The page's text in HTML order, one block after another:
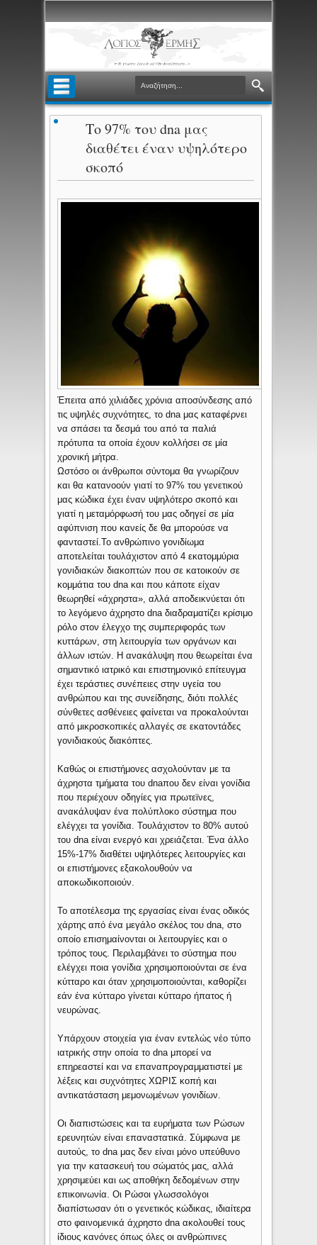
Το 97% του dna μας
διαθέτει έναν υψηλότερο
σκοπό
Έπειτα από χιλιάδες χρόνια αποσύνδεσης από
τις υψηλές συχνότητες, το dna μας καταφέρνει
να σπάσει τα δεσμά του από τα παλιά
πρότυπα τα οποία έχουν κολλήσει σε μία
χρονική μήτρα.
Ωστόσο οι άνθρωποι σύντομα θα γνωρίζουν
και θα κατανοούν γιατί το 97% του γενετικού
μας κώδικα έχει έναν υψηλότερο σκοπό και
γιατί η μεταμόρφωσή του μας οδηγεί σε μία
αφύπνιση που κανείς δε θα μπορούσε να
φανταστεί.Το ανθρώπινο γονιδίωμα
αποτελείται τουλάχιστον από 4 εκατομμύρια
γονιδιακών διακοπτών που σε κατοικούν σε
κομμάτια του dna και που κάποτε είχαν
θεωρηθεί «άχρηστα», αλλά αποδεικνύεται ότι
το λεγόμενο άχρηστο dna διαδραματίζει κρίσιμο
ρόλο στον έλεγχο της συμπεριφοράς των
κυττάρων, στη λειτουργία των οργάνων και
άλλων ιστών. Η ανακάλυψη που θεωρείται ένα
σημαντικό ιατρικό και επιστημονικό επίτευγμα
έχει τεράστιες συνέπειες στην υγεία του
ανθρώπου και της συνείδησης, διότι πολλές
σύνθετες ασθένειες φαίνεται να προκαλούνται
από μικροσκοπικές αλλαγές σε εκατοντάδες
γονιδιακούς διακόπτες.
Καθώς οι επιστήμονες ασχολούνταν με τα
άχρηστα τμήματα του dnaπου δεν είναι γονίδια
που περιέχουν οδηγίες για πρωτεϊνες,
ανακάλυψαν ένα πολύπλοκο σύστημα που
ελέγχει τα γονίδια. Τουλάχιστον το 80% αυτού
του dna είναι ενεργό και χρειάζεται. Ένα άλλο
15%-17% διαθέτει υψηλότερες λειτουργίες και
οι επιστήμονες εξακολουθούν να
αποκωδικοποιούν.
Το αποτέλεσμα της εργασίας είναι ένας οδικός
χάρτης από ένα μεγάλο σκέλος του dna, στο
οποίο επισημαίνονται οι λειτουργίες και ο
τρόπος τους. Περιλαμβάνει το σύστημα που
ελέγχει ποια γονίδια χρησιμοποιούνται σε ένα
κύτταρο και όταν χρησιμοποιούνται, καθορίζει
εάν ένα κύτταρο γίνεται κύτταρο ήπατος ή
νευρώνας.
Υπάρχουν στοιχεία για έναν εντελώς νέο τύπο
ιατρικής στην οποία το dna μπορεί να
επηρεαστεί και να επαναπρογραμματιστεί με
λέξεις και συχνότητες ΧΩΡΙΣ κοπή και
αντικατάσταση μεμονωμένων γονιδίων.
Οι διαπιστώσεις και τα ευρήματα των Ρώσων
ερευνητών είναι επαναστατικά. Σύμφωνα με
αυτούς, το dna μας δεν είναι μόνο υπεύθυνο
για την κατασκευή του σώματός μας, αλλά
χρησιμεύει και ως αποθήκη δεδομένων στην
επικοινωνία. Οι Ρώσοι γλωσσολόγοι
διαπίστωσαν ότι ο γενετικός κώδικας, ιδιαίτερα
στο φαινομενικά άχρηστο dna ακολουθεί τους
ίδιους κανόνες όπως όλες οι ανθρώπινες